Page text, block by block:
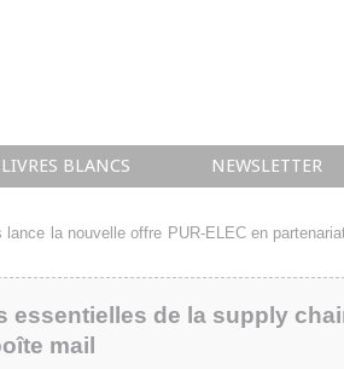
LIVRES BLANCS NEWSLETTER
lance la nouvelle offre PUR-ELEC en
essentielles de la supply
mail